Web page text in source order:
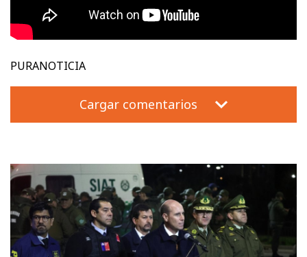
PURANOTICIA
Cargar comentarios